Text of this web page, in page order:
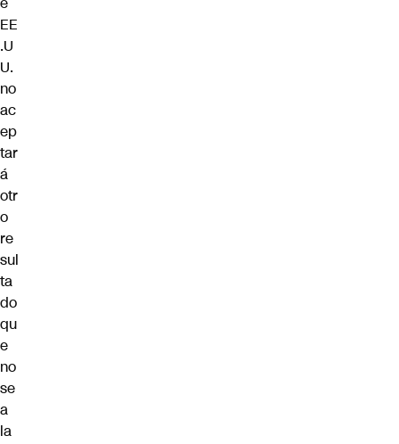
EE
.U
U.
no
ac
ep
tar
á
otr
o
re
sul
ta
do
qu
e
no
se
a
la